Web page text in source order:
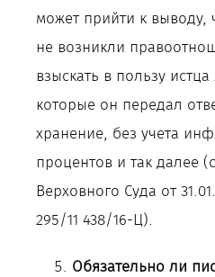
может прийти к выводу,
не возникли
взыскать в пользу
которые он передал
хранение, без учета
процентов и так далее
Верховного Суда от
295/11 438/16-Ц).
Обязательно ли